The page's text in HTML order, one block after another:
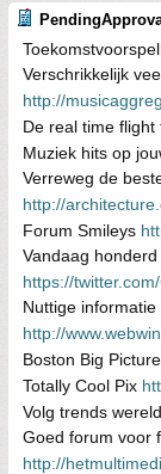
Verschrikkelijk
http://
De real time
Muziek hits op
Verreweg de
http://
Forum Smileys
Vandaag
https://
Nuttige
http://
Boston Big Picture
Totally Cool Pix
Volg trends
Goed forum voor
http://